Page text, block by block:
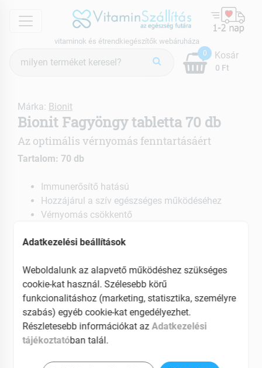
menu
vitaminok és étrendkiegészítők webáruháza
keresés
0
0 Ft
Kosár
Márka: Bionit
Bionit Fagyöngy tabletta 70 db
Az optimális vérnyomás fenntartásáért
Tartalom: 70 db
Immunerősítő hatású
Hozzájárul a szív egészséges működéséhez
Vérnyomás csökkentő
EAN: 5997276712377
Adatkezelési beállítások
Weboldalunk az alapvető működéshez szükséges
cookie-kat használ. Szélesebb körű
funkcionalitáshoz (marketing, statisztika, személyre
szabás) egyéb cookie-kat engedélyezhet.
Részletesebb információkat az Adatkezelési
tájékoztatóban talál.